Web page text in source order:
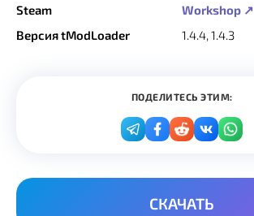
Steam
Workshop ↗
Версия tModLoader
1.4.4, 1.4.3
ПОДЕЛИТЕСЬ ЭТИМ:
СКАЧАТЬ